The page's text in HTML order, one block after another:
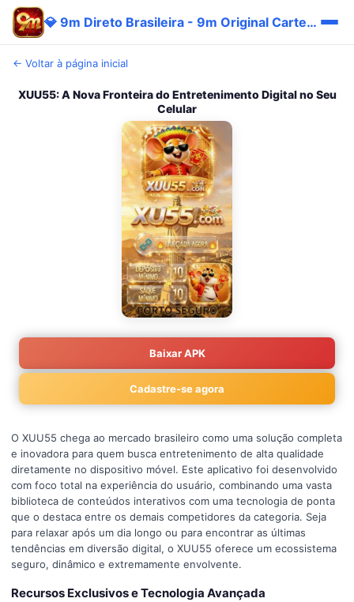
💎 9m Direto Brasileira - 9m Original Carteira Cashback 🎯
← Voltar à página inicial
XUU55: A Nova Fronteira do Entretenimento Digital no Seu
Celular
Baixar APK
Cadastre-se agora
O XUU55 chega ao mercado brasileiro como uma solução completa
e inovadora para quem busca entretenimento de alta qualidade
diretamente no dispositivo móvel. Este aplicativo foi desenvolvido
com foco total na experiência do usuário, combinando uma vasta
biblioteca de conteúdos interativos com uma tecnologia de ponta
que o destaca entre os demais competidores da categoria. Seja
para relaxar após um dia longo ou para encontrar as últimas
tendências em diversão digital, o XUU55 oferece um ecossistema
seguro, dinâmico e extremamente envolvente.
Recursos Exclusivos e Tecnologia Avançada